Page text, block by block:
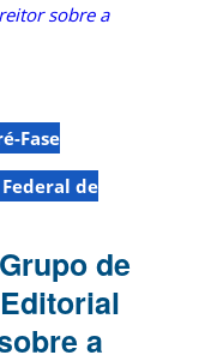
sobre a
Fase
de
de
a